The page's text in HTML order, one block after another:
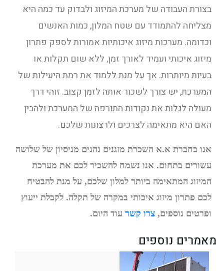
בצורת העבודה של מערכת המיזוג ולבדוק עד כמה היא
מצליחה להתמודד עם שטח המלון, כמות האנשים
וכדומה. מערכות מיזוג איכותיות אמורות לספק פתרון
מיזוג איכותי ועמיד לאורך זמן, ללא שום תקלות או
בעיות מיותרות. אך על מנת ללמוד את רמת היעילות של
המערכת, יש צורך לשכור אותה לזמן קצוב. זוהי דרך
מעולה לגלות את נקודות התורפה של המערכת ולהבין
האם היא מתאימה לצרכים ולרצונות שלכם.
אנו בחברת א.א השכרת מזגנים נהנים מניסיון של שלושה
עשורים בתחום. אנו נשמח להשכיר לכם את מערכת
המיזוג המתאימה ביותר למלון שלכם, על מנת להבטיח
לכם פתרון מיזוג איכותי במקרה של תקלה. לקבלת ייעוץ
ופרטים נוספים, צרו קשר עוד היום.
מאמרים נוספים